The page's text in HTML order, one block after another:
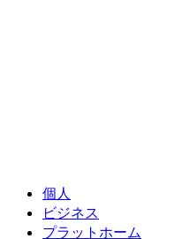
個人
ビジネス
プラットホーム